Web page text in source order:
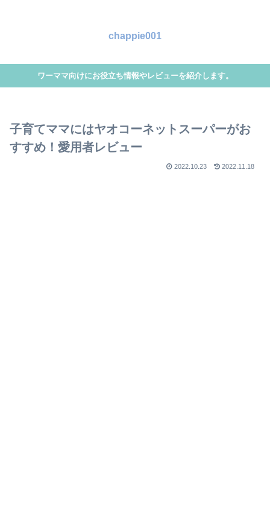
chappie001
ワーママ向けにお役立ち情報やレビューを紹介します。
子育てママにはヤオコーネットスーパーがお
すすめ！愛用者レビュー
2022.10.23 2022.11.18